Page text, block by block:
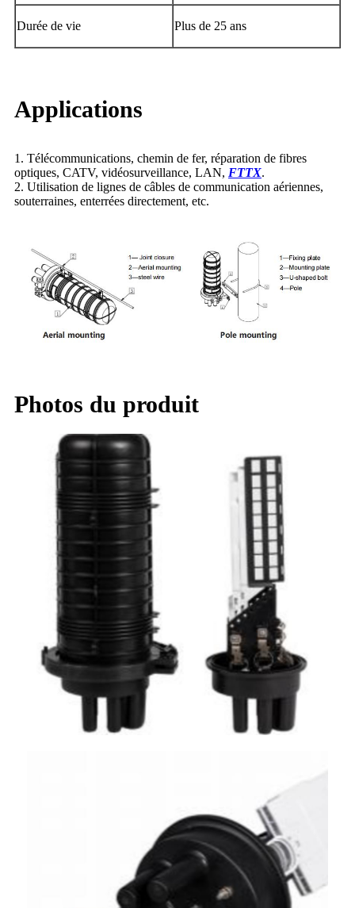
Durée de vie Plus de 25 ans
Applications
1. Télécommunications, chemin de fer, réparation de fibres
optiques, CATV, vidéosurveillance, LAN, FTTX.
2. Utilisation de lignes de câbles de communication aériennes,
souterraines, enterrées directement, etc.
Photos du produit